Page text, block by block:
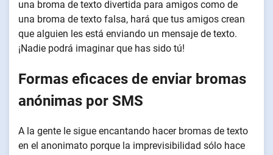
una broma de texto divertida para amigos como de
una broma de texto falsa, hará que tus amigos crean
que alguien les está enviando un mensaje de texto.
¡Nadie podrá imaginar que has sido tú!
Formas eficaces de enviar bromas
anónimas por SMS
A la gente le sigue encantando hacer bromas de texto
en el anonimato porque la imprevisibilidad sólo hace